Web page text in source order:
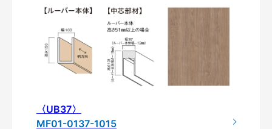
〈UB37〉
MF01-0137-1015